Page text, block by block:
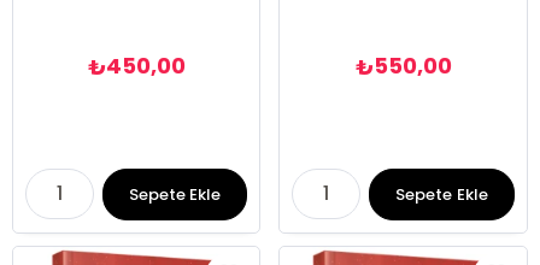
₺450,00
Sepete Ekle
₺550,00
Sepete Ekle